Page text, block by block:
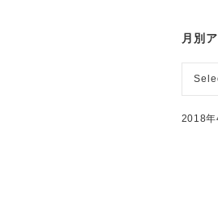
月別
ア
カ
2018年